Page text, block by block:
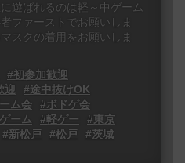
遊ばれるのは軽～中ゲーム
ファーストでお願いしま
スクの着用をお願いしま
#初参加歓迎
迎
#途中抜けOK
ム会
#ボドゲ会
ーム #軽ゲー
#東京
#新松戸 #松戸
#茨城